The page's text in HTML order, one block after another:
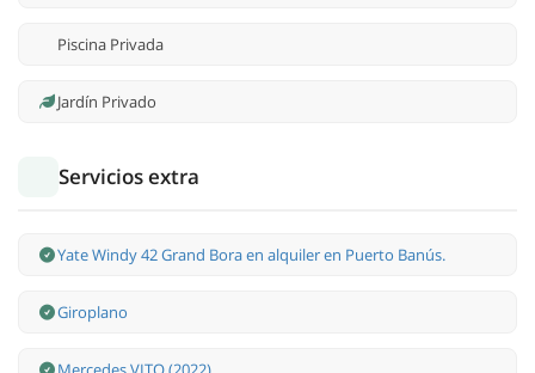
Piscina Privada
Jardín Privado
Servicios extra
Yate Windy 42 Grand Bora en alquiler en Puerto Banús.
Giroplano